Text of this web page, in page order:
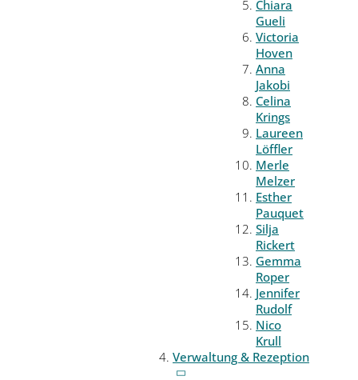
Chiara
Gueli
Victoria
Hoven
Anna
Jakobi
Celina
Krings
Laureen
Löffler
Merle
Melzer
Esther
Pauquet
Silja
Rickert
Gemma
Roper
Jennifer
Rudolf
Nico
Krull
Verwaltung & Rezeption